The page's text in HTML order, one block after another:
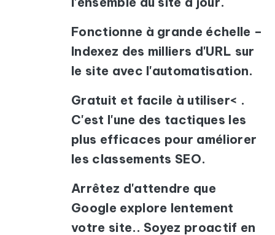
Fonctionne à grande échelle –
Indexez des milliers d'URL sur
le site avec l'automatisation.
Gratuit et facile à utiliser< .
C'est l'une des tactiques les
plus efficaces pour améliorer
les classements SEO.
Arrêtez d'attendre que
Google explore lentement
votre site.. Soyez proactif en